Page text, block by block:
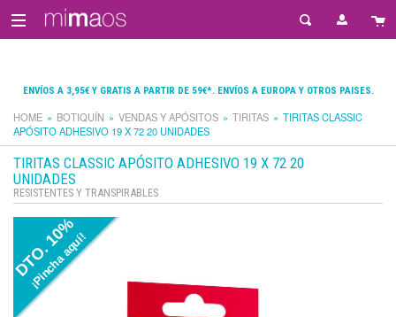
ENVÍOS A 3,95€ Y GRATIS A PARTIR DE 59€*. ENVÍOS A EUROPA Y OTROS PAISES.
HOME BOTIQUÍN VENDAS Y APÓSITOS TIRITAS
TIRITAS CLASSIC
APÓSITO ADHESIVO 19 X 72 20 UNIDADES
TIRITAS CLASSIC APÓSITO ADHESIVO 19 X 72 20
UNIDADES
RESISTENTES Y TRANSPIRABLES
DTO. 10%
¡Pincha aquí!